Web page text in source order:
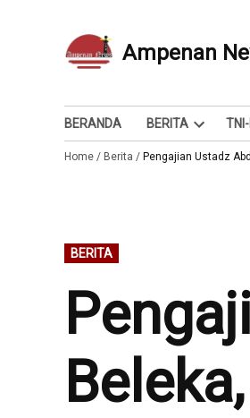
Ampenan
Berita dan Info
BERANDA BERITA
Open
dropdown
TNI-
Home / Berita / Pengajian Ustadz
POSTED
IN
BERITA